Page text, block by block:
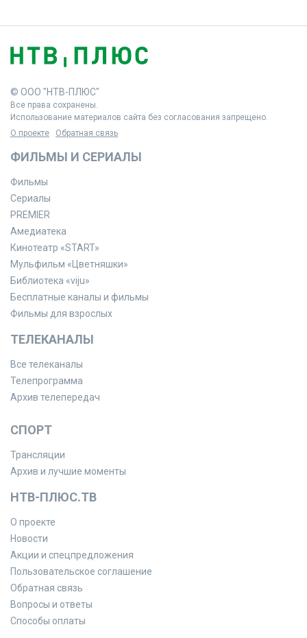
© ООО "НТВ-ПЛЮС"
Все права сохранены.
Использование материалов сайта без согласования запрещено.
О проекте
Обратная связь
ФИЛЬМЫ И СЕРИАЛЫ
Фильмы
Сериалы
PREMIER
Амедиатека
Кинотеатр «START»
Мульфильм «Цветняшки»
Библиотека «viju»
Бесплатные каналы и фильмы
Фильмы для взрослых
ТЕЛЕКАНАЛЫ
Все телеканалы
Телепрограмма
Архив телепередач
СПОРТ
Трансляции
Архив и лучшие моменты
НТВ-ПЛЮС.ТВ
О проекте
Новости
Акции и спецпредложения
Пользовательское соглашение
Обратная связь
Вопросы и ответы
Способы оплаты